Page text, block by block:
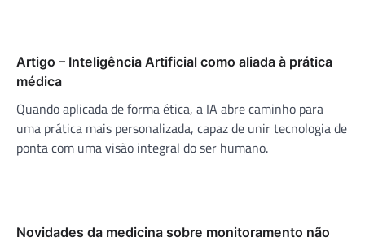
Artigo – Inteligência Artificial como aliada à prática
médica
Quando aplicada de forma ética, a IA abre caminho para
uma prática mais personalizada, capaz de unir tecnologia de
ponta com uma visão integral do ser humano.
Novidades da medicina sobre monitoramento não